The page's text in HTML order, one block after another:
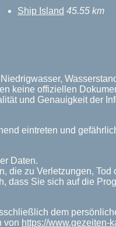
Ship Island 45.55 km
keine offiziellen
und Genauigkeit der
eintreten und
Daten.
die zu Verletzungen,
dass Sie sich auf die
dem
von https://www.gezeiten-